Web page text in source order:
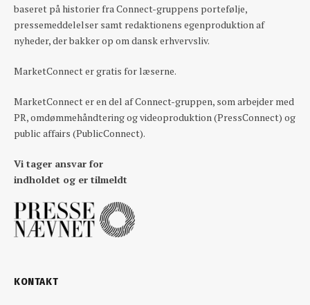
baseret på historier fra Connect-gruppens portefølje,
pressemeddelelser samt redaktionens egenproduktion af
nyheder, der bakker op om dansk erhvervsliv.
MarketConnect er gratis for læserne.
MarketConnect er en del af Connect-gruppen, som arbejder med
PR, omdømmehåndtering og videoproduktion (PressConnect) og
public affairs (PublicConnect).
Vi tager ansvar for
indholdet og er tilmeldt
KONTAKT